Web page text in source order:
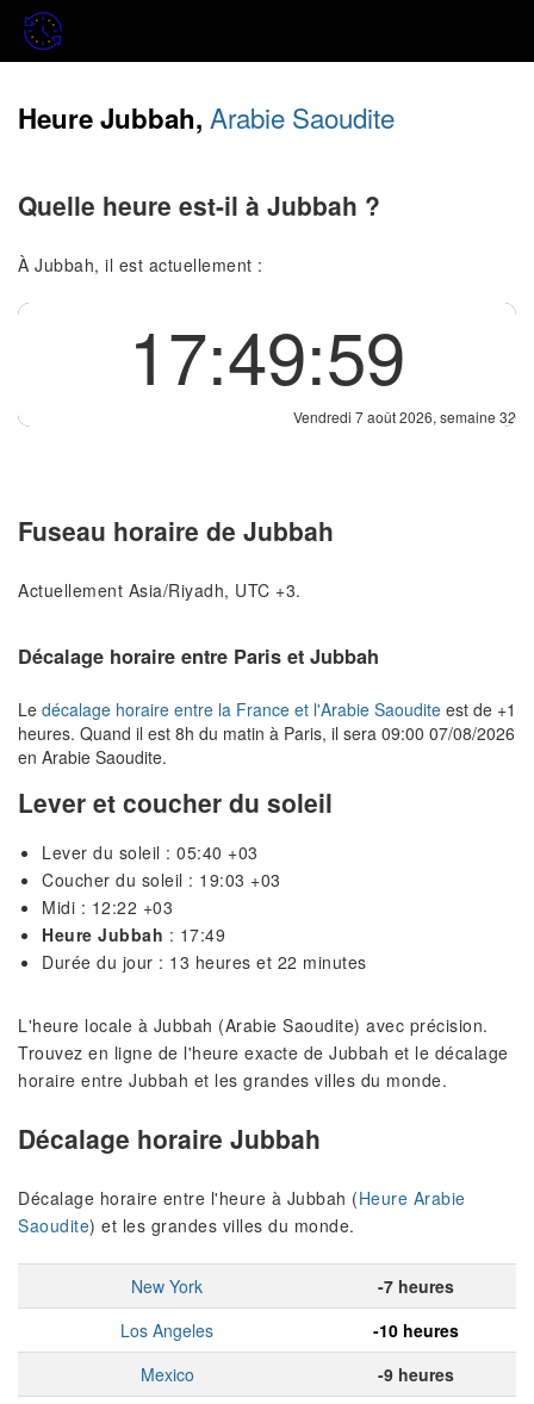
Heure Jubbah, Arabie Saoudite
Quelle heure est-il à Jubbah ?
À Jubbah, il est actuellement :
17:49:59
Vendredi 7 août 2026, semaine 32
Fuseau horaire de Jubbah
Actuellement Asia/Riyadh, UTC +3.
Décalage horaire entre Paris et Jubbah
Le décalage horaire entre la France et l'Arabie Saoudite est de +1
heures. Quand il est 8h du matin à Paris, il sera 09:00 07/08/2026
en Arabie Saoudite.
Lever et coucher du soleil
Lever du soleil : 05:40 +03
Coucher du soleil : 19:03 +03
Midi : 12:22 +03
Heure Jubbah : 17:49
Durée du jour : 13 heures et 22 minutes
L'heure locale à Jubbah (Arabie Saoudite) avec précision.
Trouvez en ligne de l'heure exacte de Jubbah et le décalage
horaire entre Jubbah et les grandes villes du monde.
Décalage horaire Jubbah
Décalage horaire entre l'heure à Jubbah (Heure Arabie
Saoudite) et les grandes villes du monde.
New York
-7 heures
Los Angeles
-10 heures
Mexico
-9 heures